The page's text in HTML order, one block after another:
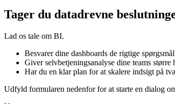
Tager du datadrevne
Lad os tale om BI.
Besvarer dine dashboards de rigtige
Giver selvbetjeningsanalyse dine teams
Har du en klar plan for at skalere indsigt på
Udfyld formularen nedenfor for at starte en dialog